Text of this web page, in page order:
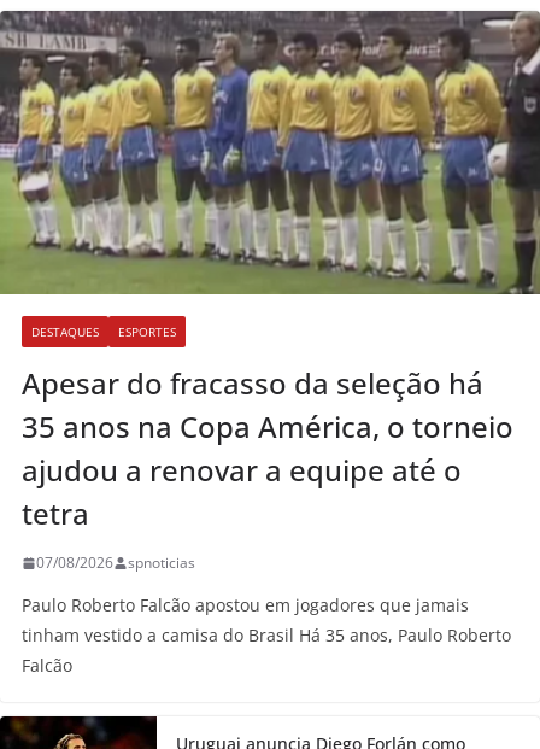
DESTAQUES ESPORTES
Apesar do fracasso da seleção há
35 anos na Copa América, o torneio
ajudou a renovar a equipe até o
tetra
07/08/2026 spnoticias
Paulo Roberto Falcão apostou em jogadores que jamais
tinham vestido a camisa do Brasil Há 35 anos, Paulo Roberto
Falcão
Uruguai anuncia Diego Forlán como